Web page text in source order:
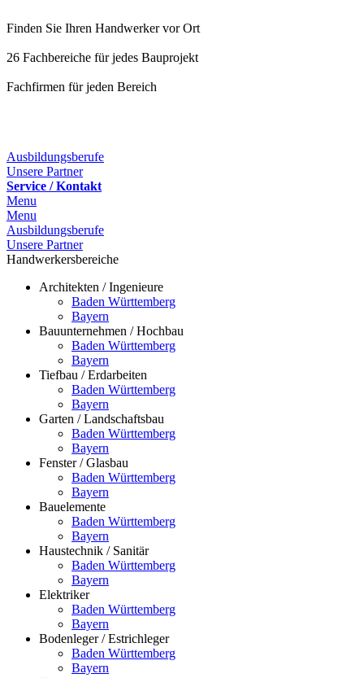
Finden Sie Ihren Handwerker vor Ort
26 Fachbereiche für jedes Bauprojekt
Fachfirmen für jeden Bereich
Ausbildungsberufe
Unsere Partner
Service / Kontakt
Menu
Menu
Ausbildungsberufe
Unsere Partner
Handwerkersbereiche
Architekten / Ingenieure
Baden Württemberg
Bayern
Bauunternehmen / Hochbau
Baden Württemberg
Bayern
Tiefbau / Erdarbeiten
Baden Württemberg
Bayern
Garten / Landschaftsbau
Baden Württemberg
Bayern
Fenster / Glasbau
Baden Württemberg
Bayern
Bauelemente
Baden Württemberg
Bayern
Haustechnik / Sanitär
Baden Württemberg
Bayern
Elektriker
Baden Württemberg
Bayern
Bodenleger / Estrichleger
Baden Württemberg
Bayern